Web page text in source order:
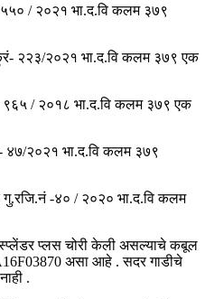
/ २०२१ भा.द.वि कलम ३७९
२२३/२०२१ भा.द.वि कलम ३७९ एक
९६५ / २०१८ भा.द.वि कलम ३७९ एक
४७/२०२१ भा.द.वि कलम ३७९
गु.रजि.नं -४० / २०२० भा.द.वि कलम
प्लस चोरी केली असल्याचे कबूल
असा आहे . सदर गाडीचे
.